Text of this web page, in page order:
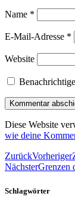
Name *
E-Mail-Adresse *
Website
Diese Website
wie deine
ZurückVorheriger
NächsterGrenzen
Schlagwörter